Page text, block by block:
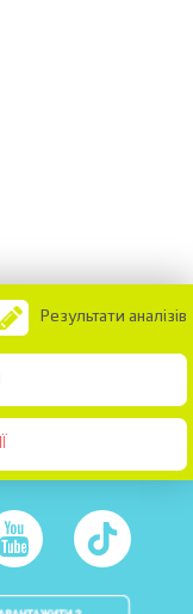
Результати аналізів